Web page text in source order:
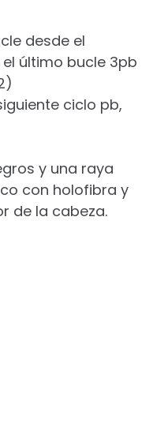
desde el
último bucle 3pb
ciclo pb,
y una raya
con holofibra y
de la cabeza.